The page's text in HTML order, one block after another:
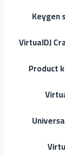
Keygen
VirtualDJ
Product